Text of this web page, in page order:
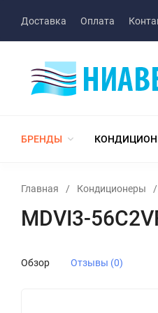
Доставка Оплата
БРЕНДЫ
Главная / Кондиционеры /
MDVI3-
Обзор Отзывы (0)